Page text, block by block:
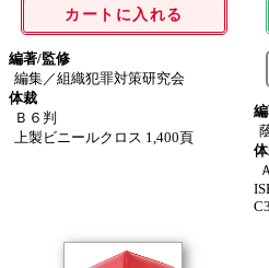
カートに入れる
編著/監修
編集／組織犯罪対策研究会
体裁
Ｂ６判
上製ビニールクロス 1,400頁